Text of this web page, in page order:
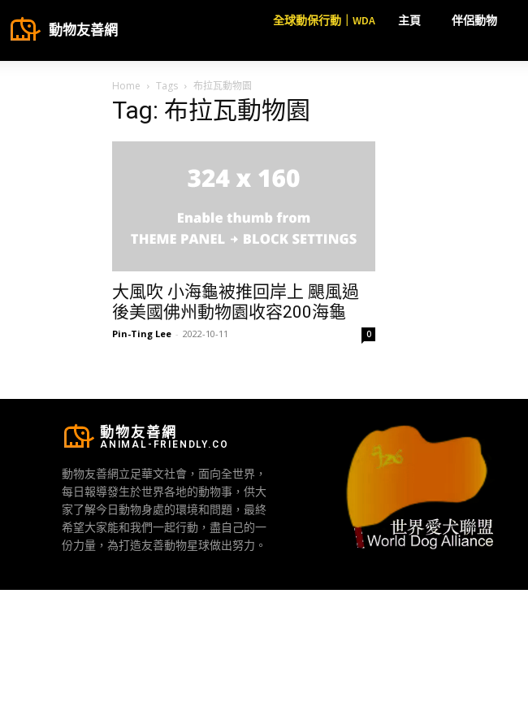
動物友善網
全球動保行動｜WDA 主頁 伴侶動物
Home Tags 布拉瓦動物園
Tag: 布拉瓦動物園
大風吹 小海龜被推回岸上 颶風過
後美國佛州動物園收容200海龜
Pin-Ting Lee - 2022-10-11 0
動物友善網
ANIMAL-FRIENDLY.CO
動物友善網立足華文社會，面向全世界，
每日報導發生於世界各地的動物事，供大
家了解今日動物身處的環境和問題，最終
希望大家能和我們一起行動，盡自己的一
份力量，為打造友善動物星球做出努力。